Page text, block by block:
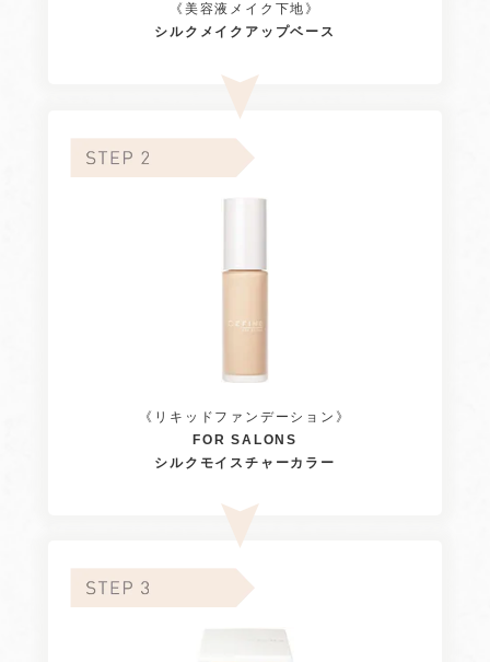
《美容液メイク下地》
シルクメイクアップベース
《リキッドファンデーション》
FOR SALONS
シルクモイスチャーカラー